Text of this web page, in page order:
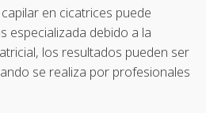
en cicatrices puede
especializada debido a la
los resultados pueden ser
se realiza por profesionales